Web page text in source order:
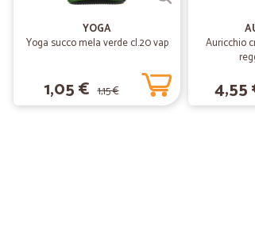
YOGA
Yoga succo mela verde cl.20 vap
1,05 € 1,15 €
Auricchio
4,55